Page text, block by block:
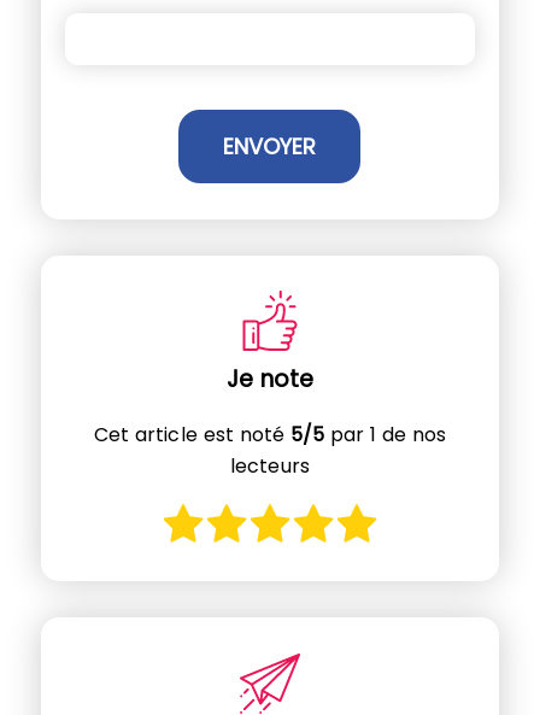
Je note
Cet article est noté 5/5 par 1 de nos
lecteurs